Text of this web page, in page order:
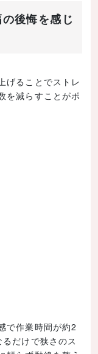
後悔を感じ
げることでストレ
を減らすことがポ
で作業時間が約2
だけで狭さのス